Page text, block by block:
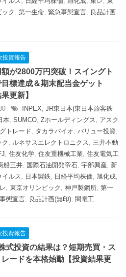
ク , 第一生命, 緊急事態宣言, 良品計画
投資報告
が2800万円突破！スイングト
標達成＆期末配当金ゲット
更新】
INPEX, JR東日本(東日本旅客鉄
本, SUMCO, Zホールディングス, アスク
トレード, タカラバイオ, バリュー投資,
ク , ルネサスエレクトロニクス, 三井不動
, 住友化学, 住友重機械工業, 住友電気工
船三井, 国際石油開発帝石, 宇部興産, 新
イルス, 日本製鉄, 日経平均株価, 旭化成,
, 東京オリンピック , 神戸製鋼所, 第一
態宣言, 良品計画(無印), 関電工
投資報告
式投資の結果は？短期売買・ス
ードを本格始動【投資結果更